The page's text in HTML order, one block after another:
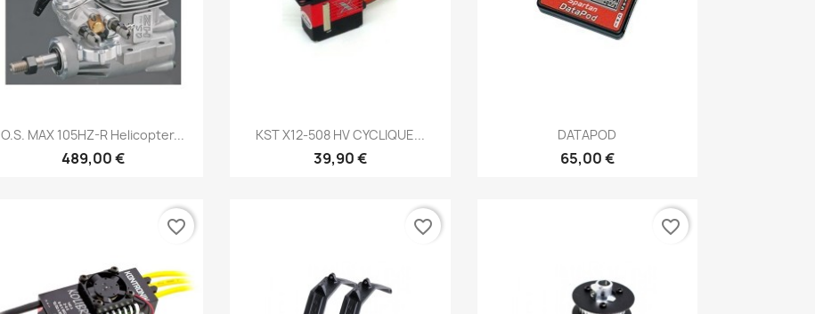
Aperçu rapide
O.S. MAX 105HZ-R Helicopter...
489,00 €
Aperçu rapide
KST X12-508 HV CYCLIQUE...
39,90 €
Aperçu rapide
DATAPOD
65,00 €
favorite_border favorite_border favorite_border